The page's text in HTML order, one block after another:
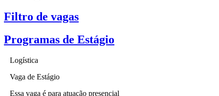
Filtro de vagas
Programas de Estágio
Logística
Vaga de Estágio
Essa vaga é para atuação presencial